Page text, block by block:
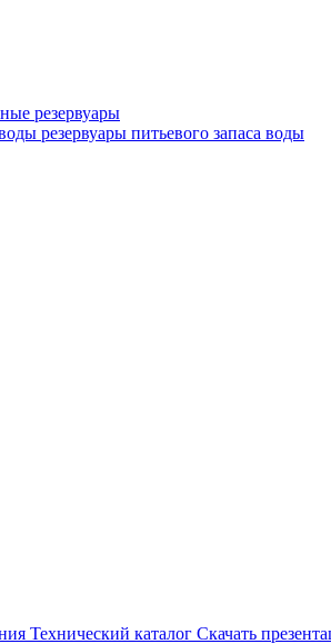
резервуары
резервуары питьевого запаса воды
Технический каталог Скачать